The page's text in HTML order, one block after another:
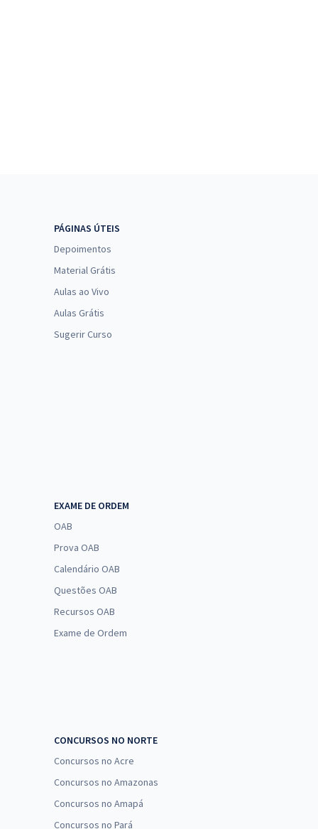
PÁGINAS ÚTEIS
Depoimentos
Material Grátis
Aulas ao Vivo
Aulas Grátis
Sugerir Curso
EXAME DE ORDEM
OAB
Prova OAB
Calendário OAB
Questões OAB
Recursos OAB
Exame de Ordem
CONCURSOS NO NORTE
Concursos no Acre
Concursos no Amazonas
Concursos no Amapá
Concursos no Pará